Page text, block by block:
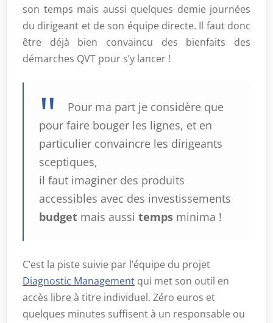
son temps mais aussi quelques demie journées
du dirigeant et de son équipe directe. Il faut donc
être déjà bien convaincu des bienfaits des
démarches QVT pour s’y lancer !
Pour ma part je considère que
pour faire bouger les lignes, et en
particulier convaincre les dirigeants
sceptiques,
il faut imaginer des produits
accessibles avec des investissements
budget mais aussi temps minima !
C’est la piste suivie par l’équipe du projet
Diagnostic Management qui met son outil en
accès libre à titre individuel. Zéro euros et
quelques minutes suffisent à un responsable ou